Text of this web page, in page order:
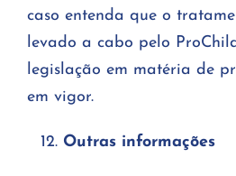
caso entenda que o
levado a cabo pelo
legislação em matéria de
em vigor.
Outras informações